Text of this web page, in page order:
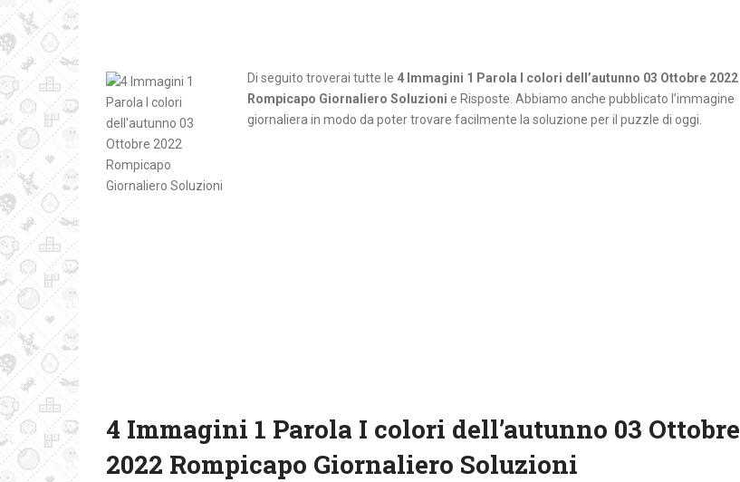
Di seguito troverai tutte le 4 Immagini 1 Parola I colori dell’autunno 03 Ottobre 2022
Rompicapo Giornaliero Soluzioni e Risposte. Abbiamo anche pubblicato l’immagine
giornaliera in modo da poter trovare facilmente la soluzione per il puzzle di oggi.
4 Immagini 1 Parola I colori dell’autunno 03 Ottobre
2022 Rompicapo Giornaliero Soluzioni